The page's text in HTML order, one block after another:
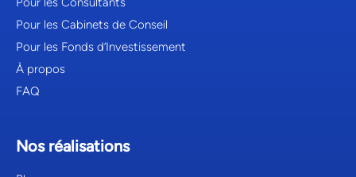
Pour les Cabinets de Conseil
Pour les Fonds d’Investissement
À propos
FAQ
Nos réalisations